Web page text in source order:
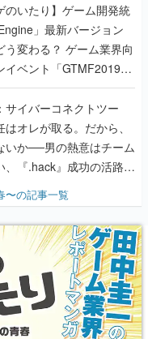
のいたり】ゲーム開発統
」最新バージョン
う変わる？ ゲーム業界向
イベント「GTMF2019」
解を深めよう【PR】
サイバーコネクトツー
オレが取る。だから、
いか──男の熱意はチーム
、『.hack』成功の活路を
色だった【若ゲのいた
〜の記事一覧